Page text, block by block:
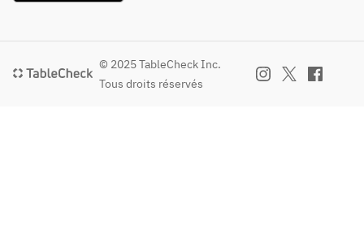
© 2025 TableCheck Inc.
Tous droits réservés